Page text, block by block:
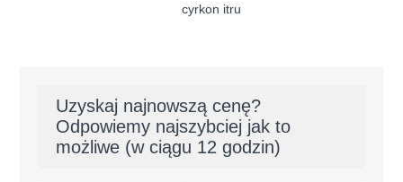
cyrkon itru
Uzyskaj najnowszą cenę?
Odpowiemy najszybciej jak to
możliwe (w ciągu 12 godzin)